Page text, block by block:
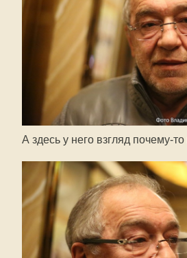
А здесь у него взгляд почему-то